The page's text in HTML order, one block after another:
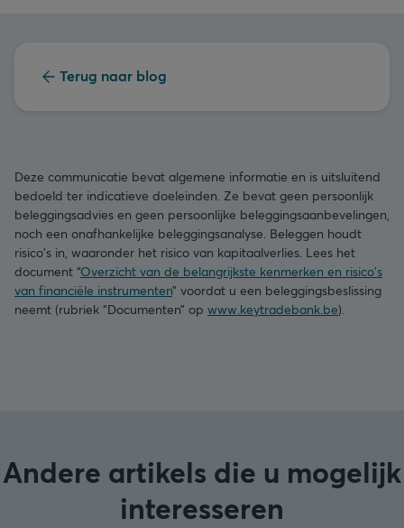
Terug naar blog
Deze communicatie bevat algemene informatie en is uitsluitend
bedoeld ter indicatieve doeleinden. Ze bevat geen persoonlijk
beleggingsadvies en geen persoonlijke beleggingsaanbevelingen,
noch een onafhankelijke beleggingsanalyse. Beleggen houdt
risico's in, waaronder het risico van kapitaalverlies. Lees het
document “Overzicht van de belangrijkste kenmerken en risico's
van financiële instrumenten” voordat u een beleggingsbeslissing
neemt (rubriek “Documenten” op www.keytradebank.be).
Andere artikels die u mogelijk
interesseren